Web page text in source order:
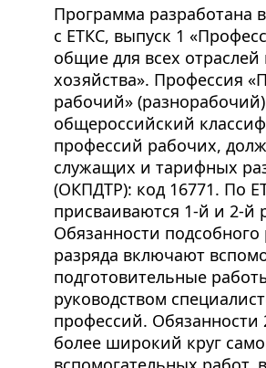
Программа разработана
с ЕТКС, выпуск 1
общие для всех отраслей
хозяйства». Профессия
рабочий»
общероссийский
профессий рабочих,
служащих и тарифных
(ОКПДТР): код 16771. По
присваиваются 1-й и 2-й
Обязанности подсобного
разряда включают
подготовительные
руководством
профессий. Обязанности
более широкий круг